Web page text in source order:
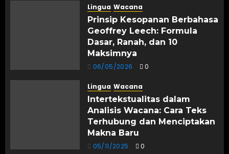
Lingua Wacana
Prinsip Kesopanan Berbahasa
Geoffrey Leech: Formula
Dasar, Ranah, dan 10
Maksimnya
06/05/2026 0
Lingua Wacana
Intertekstualitas dalam
Analisis Wacana: Cara Teks
Terhubung dan Menciptakan
Makna Baru
05/11/2025 0